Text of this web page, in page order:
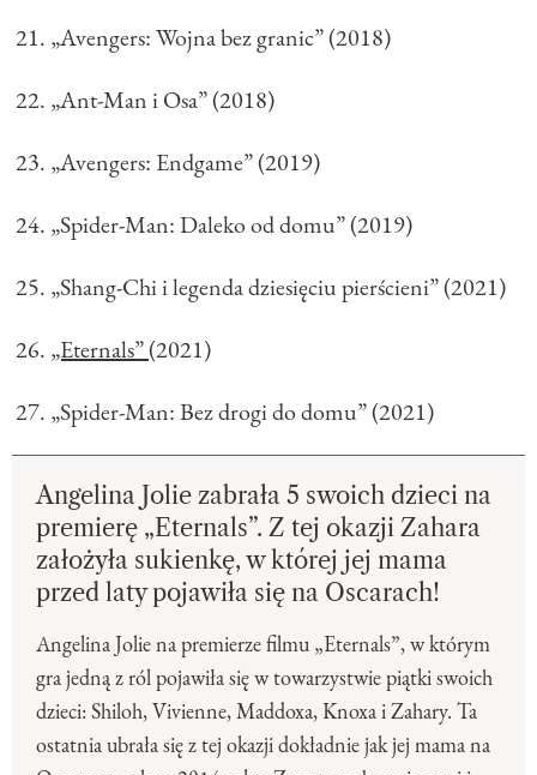
„Avengers: Wojna bez granic” (2018)
„Ant-Man i Osa” (2018)
„Avengers: Endgame” (2019)
„Spider-Man: Daleko od domu” (2019)
„Shang-Chi i legenda dziesięciu pierścieni” (2021)
„Eternals”(2021)
„Spider-Man: Bez drogi do domu” (2021)
Angelina Jolie zabrała 5 swoich dzieci na
premierę „Eternals”. Z tej okazji Zahara
założyła sukienkę, w której jej mama
przed laty pojawiła się na Oscarach!
Angelina Jolie na premierze filmu „Eternals”, w którym
gra jedną z ról pojawiła się w towarzystwie piątki swoich
dzieci: Shiloh, Vivienne, Maddoxa, Knoxa i Zahary. Ta
ostatnia ubrała się z tej okazji dokładnie jak jej mama na